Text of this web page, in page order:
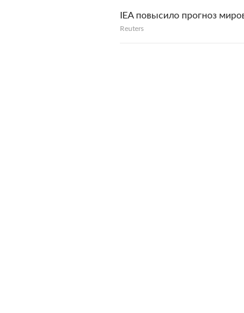
IEA повысило прогноз
Reuters